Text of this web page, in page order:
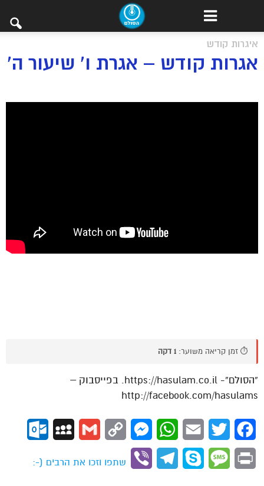
איגרות קודש
אגרות קודש – אגרת ו’ שיעור ה’
⏱️ זמן קריאה משוער: 1 דקה
“הסולם”- https://hasulam.co.il. בפייסבוק –
http://facebook.com/hasulams
Facebook
Twitter
Email
WhatsApp
Messenger
Copy
Gmail
MySpace
Print
Message
Skype
Telegram
Viber
שתפו וזכו את הרבים (-: